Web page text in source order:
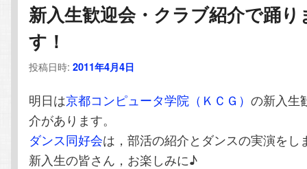
コ
ン
ツ
ン
ツ
へ
新入生歓迎会・クラブ紹介で踊り
す！
投稿日時:2011年4月4日
明日は京都コンピュータ学院（ＫＣＧ）の新入生
介があります。
ダンス同好会は，部活の紹介とダンスの実演をし
新入生の皆さん，お楽しみに♪